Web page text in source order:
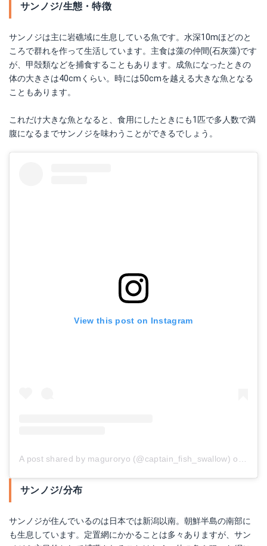
サンノジ/生態・特徴
サンノジは主に岩礁域に生息している魚です。水深10mほどのと
ころで群れを作って生活しています。主食は藻の仲間(石灰藻)です
が、甲殻類などを捕食することもあります。成魚になったときの
体の大きさは40cmくらい。時には50cmを越える大きな魚となる
こともあります。
これだけ大きな魚となると、食用にしたときにも1匹で多人数で満
腹になるまでサンノジを味わうことができるでしょう。
View this post on Instagram
A post shared by maguroryo (@captain_fish_swallow) on
サンノジ/分布
サンノジが住んでいるのは日本では新潟以南。朝鮮半島の南部に
も生息しています。定置網にかかることは多々ありますが、サン